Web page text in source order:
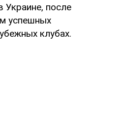
Украине, после
успешных
клубах.